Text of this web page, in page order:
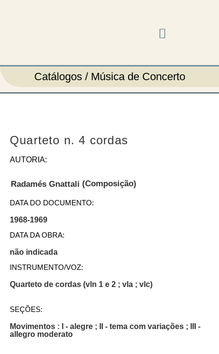
Catálogos / Música de Concerto
Quarteto n. 4 cordas
AUTORIA:
Radamés Gnattali (Composição)
DATA DO DOCUMENTO:
1968-1969
DATA DA OBRA:
não indicada
INSTRUMENTO/VOZ:
Quarteto de cordas (vln 1 e 2 ; vla ; vlc)
SEÇÕES:
Movimentos : I - alegre ; II - tema com variações ; III -
allegro moderato